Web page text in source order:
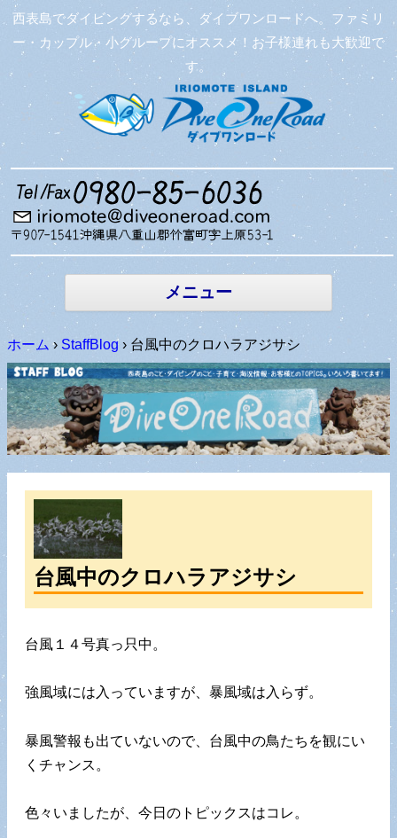
西表島でダイビングするなら、ダイブワンロードへ。ファミリ
ー・カップル・小グループにオススメ！お子様連れも大歓迎で
す。
メニュー
コンテン
ホーム › StaffBlog › 台風中のクロハラアジサシ
台風中のクロハラアジサシ
台風１４号真っ只中。
強風域には入っていますが、暴風域は入らず。
暴風警報も出ていないので、台風中の鳥たちを観にい
くチャンス。
色々いましたが、今日のトピックスはコレ。